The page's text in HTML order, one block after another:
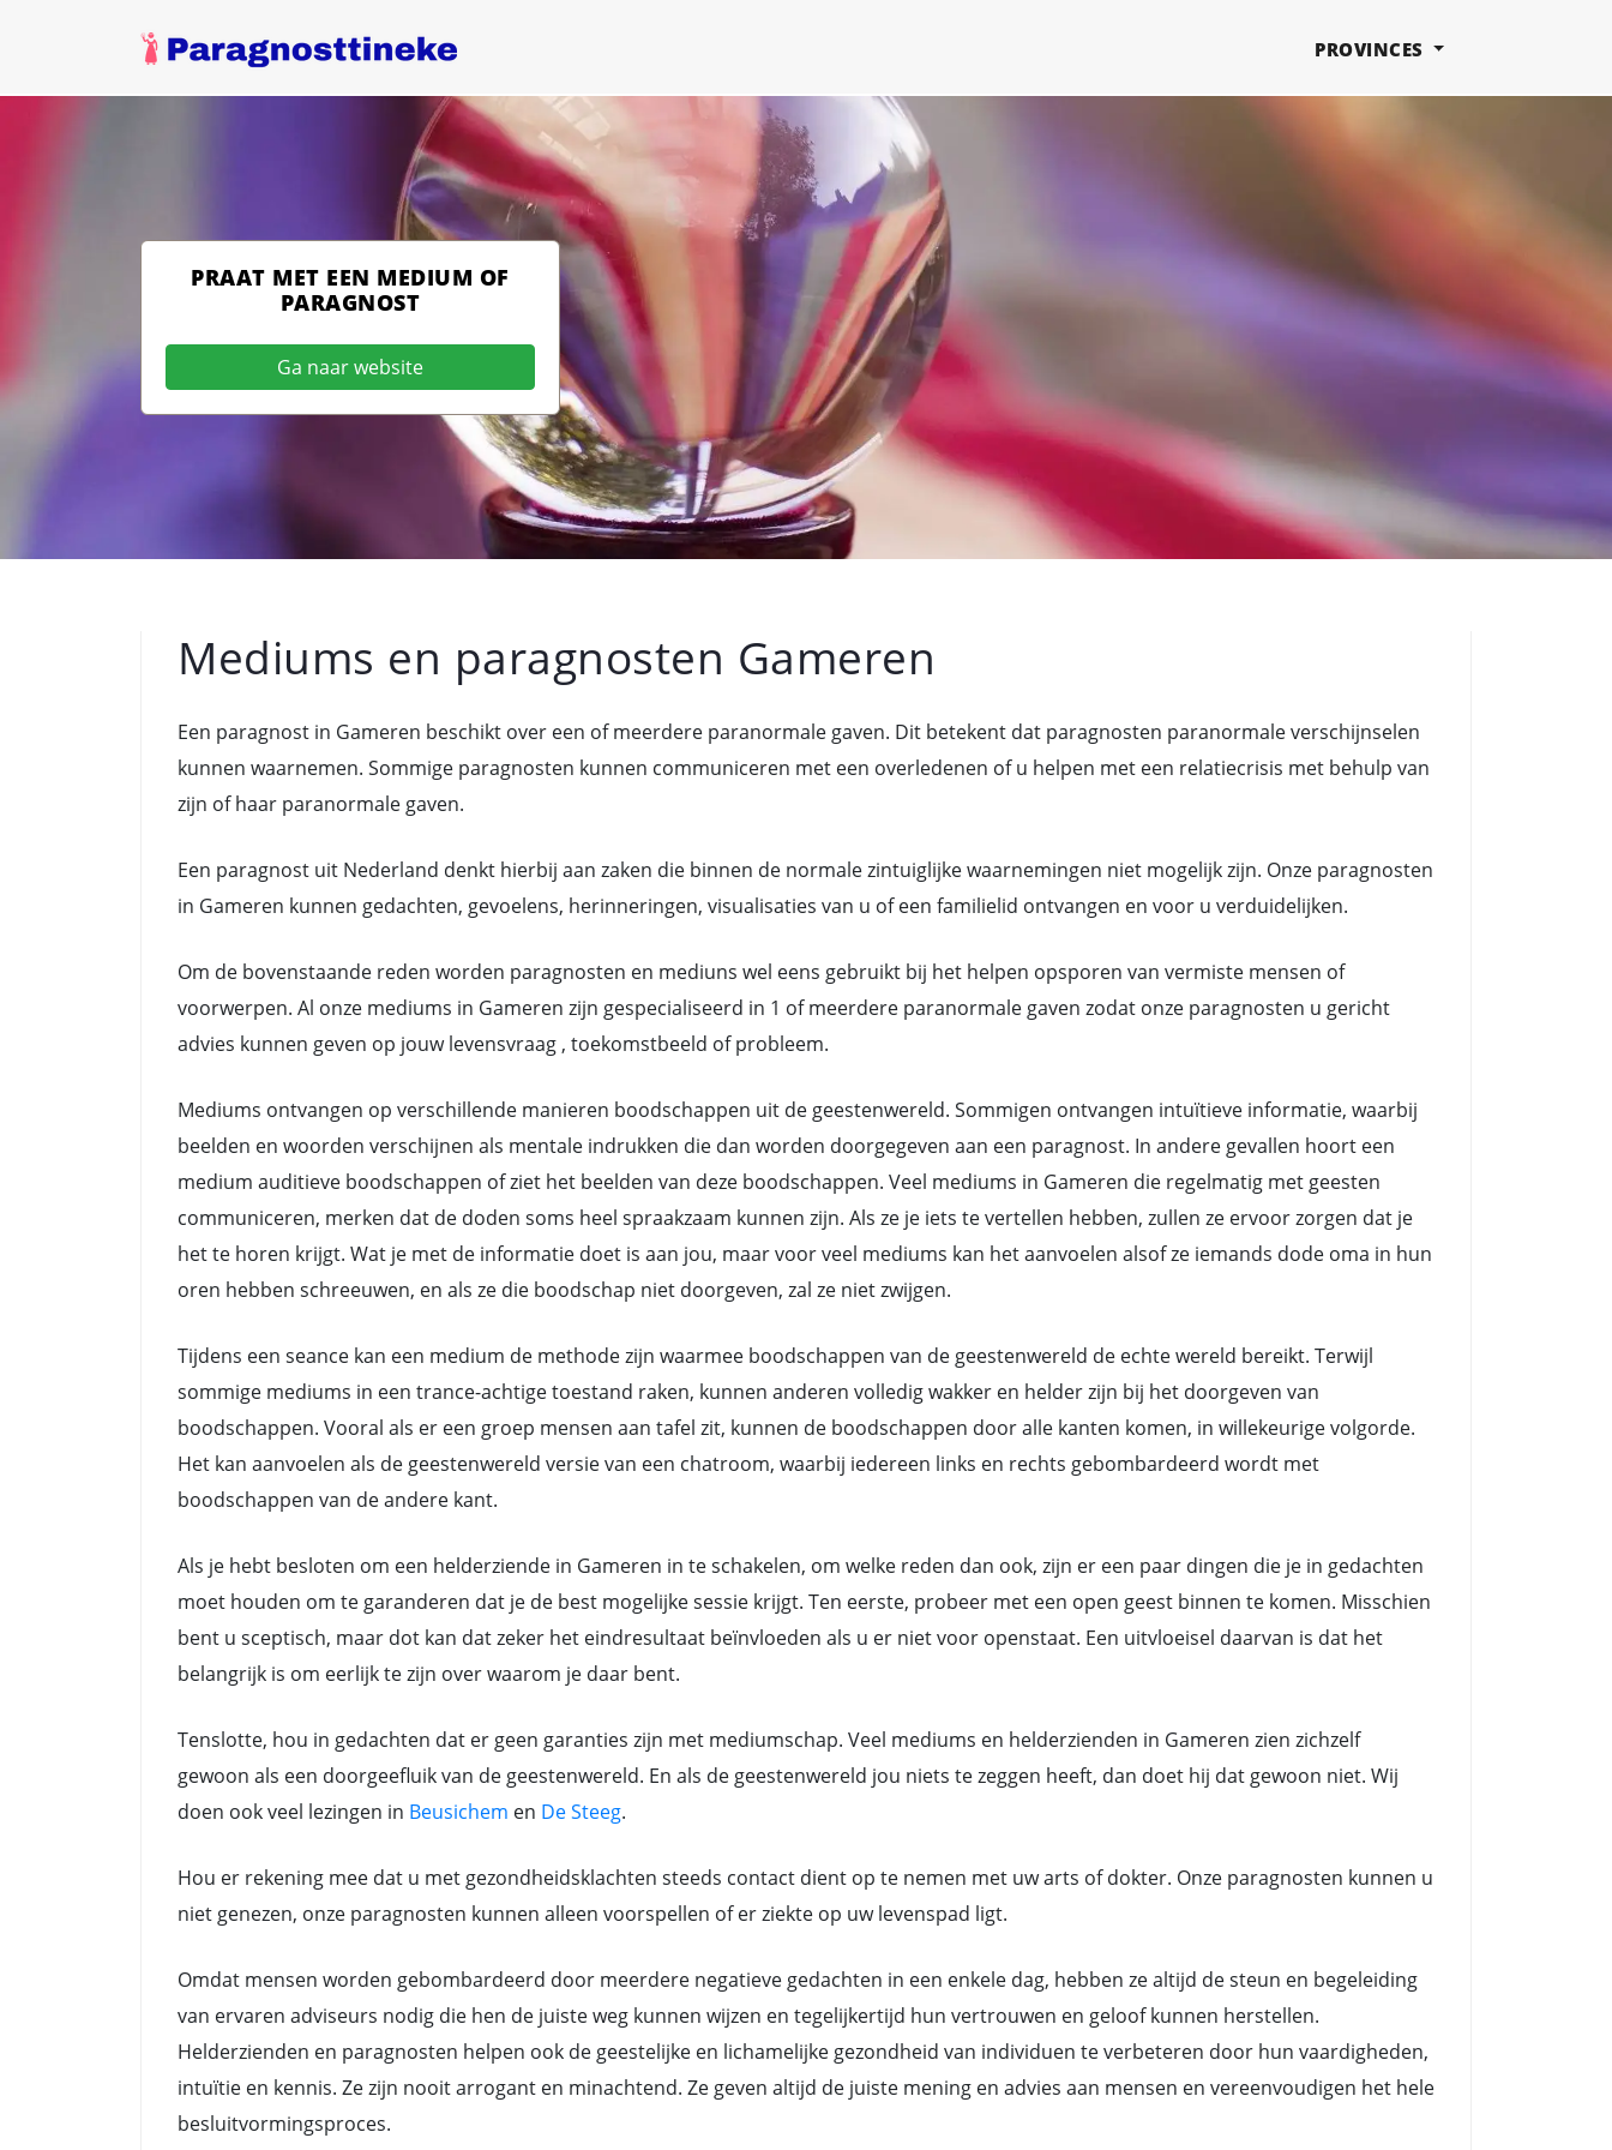
PROVINCES
PRAAT MET EEN MEDIUM OF
PARAGNOST
Ga naar website
Mediums en paragnosten Gameren
Een paragnost in Gameren beschikt over een of meerdere paranormale gaven. Dit betekent dat paragnosten paranormale verschijnselen
kunnen waarnemen. Sommige paragnosten kunnen communiceren met een overledenen of u helpen met een relatiecrisis met behulp van
zijn of haar paranormale gaven.
Een paragnost uit Nederland denkt hierbij aan zaken die binnen de normale zintuiglijke waarnemingen niet mogelijk zijn. Onze paragnosten
in Gameren kunnen gedachten, gevoelens, herinneringen, visualisaties van u of een familielid ontvangen en voor u verduidelijken.
Om de bovenstaande reden worden paragnosten en mediuns wel eens gebruikt bij het helpen opsporen van vermiste mensen of
voorwerpen. Al onze mediums in Gameren zijn gespecialiseerd in 1 of meerdere paranormale gaven zodat onze paragnosten u gericht
advies kunnen geven op jouw levensvraag , toekomstbeeld of probleem.
Mediums ontvangen op verschillende manieren boodschappen uit de geestenwereld. Sommigen ontvangen intuïtieve informatie, waarbij
beelden en woorden verschijnen als mentale indrukken die dan worden doorgegeven aan een paragnost. In andere gevallen hoort een
medium auditieve boodschappen of ziet het beelden van deze boodschappen. Veel mediums in Gameren die regelmatig met geesten
communiceren, merken dat de doden soms heel spraakzaam kunnen zijn. Als ze je iets te vertellen hebben, zullen ze ervoor zorgen dat je
het te horen krijgt. Wat je met de informatie doet is aan jou, maar voor veel mediums kan het aanvoelen alsof ze iemands dode oma in hun
oren hebben schreeuwen, en als ze die boodschap niet doorgeven, zal ze niet zwijgen.
Tijdens een seance kan een medium de methode zijn waarmee boodschappen van de geestenwereld de echte wereld bereikt. Terwijl
sommige mediums in een trance-achtige toestand raken, kunnen anderen volledig wakker en helder zijn bij het doorgeven van
boodschappen. Vooral als er een groep mensen aan tafel zit, kunnen de boodschappen door alle kanten komen, in willekeurige volgorde.
Het kan aanvoelen als de geestenwereld versie van een chatroom, waarbij iedereen links en rechts gebombardeerd wordt met
boodschappen van de andere kant.
Als je hebt besloten om een helderziende in Gameren in te schakelen, om welke reden dan ook, zijn er een paar dingen die je in gedachten
moet houden om te garanderen dat je de best mogelijke sessie krijgt. Ten eerste, probeer met een open geest binnen te komen. Misschien
bent u sceptisch, maar dot kan dat zeker het eindresultaat beïnvloeden als u er niet voor openstaat. Een uitvloeisel daarvan is dat het
belangrijk is om eerlijk te zijn over waarom je daar bent.
Tenslotte, hou in gedachten dat er geen garanties zijn met mediumschap. Veel mediums en helderzienden in Gameren zien zichzelf
gewoon als een doorgeefluik van de geestenwereld. En als de geestenwereld jou niets te zeggen heeft, dan doet hij dat gewoon niet. Wij
doen ook veel lezingen in Beusichem en De Steeg.
Hou er rekening mee dat u met gezondheidsklachten steeds contact dient op te nemen met uw arts of dokter. Onze paragnosten kunnen u
niet genezen, onze paragnosten kunnen alleen voorspellen of er ziekte op uw levenspad ligt.
Omdat mensen worden gebombardeerd door meerdere negatieve gedachten in een enkele dag, hebben ze altijd de steun en begeleiding
van ervaren adviseurs nodig die hen de juiste weg kunnen wijzen en tegelijkertijd hun vertrouwen en geloof kunnen herstellen.
Helderzienden en paragnosten helpen ook de geestelijke en lichamelijke gezondheid van individuen te verbeteren door hun vaardigheden,
intuïtie en kennis. Ze zijn nooit arrogant en minachtend. Ze geven altijd de juiste mening en advies aan mensen en vereenvoudigen het hele
besluitvormingsproces.